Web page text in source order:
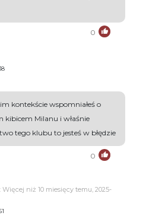
0
kontekście wspomniałeś o
kibicem Milanu i właśnie
tego klubu to jesteś w błędzie
0
niż 10 miesięcy temu, 2025-